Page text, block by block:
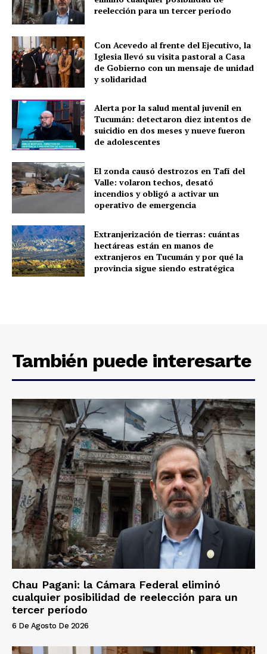
reelección para un tercer período
Con Acevedo al frente del Ejecutivo, la
Iglesia llevó su visita pastoral a Casa
de Gobierno con un mensaje de unidad
y solidaridad
Alerta por la salud mental juvenil en
Tucumán: detectaron diez intentos de
suicidio en dos meses y nueve fueron
de adolescentes
El zonda causó destrozos en Tafí del
Valle: volaron techos, desató
incendios y obligó a activar un
operativo de emergencia
Extranjerización de tierras: cuántas
hectáreas están en manos de
extranjeros en Tucumán y por qué la
provincia sigue siendo estratégica
También puede interesarte
Chau Pagani: la Cámara Federal eliminó
cualquier posibilidad de reelección para un
tercer período
6 De Agosto De 2026